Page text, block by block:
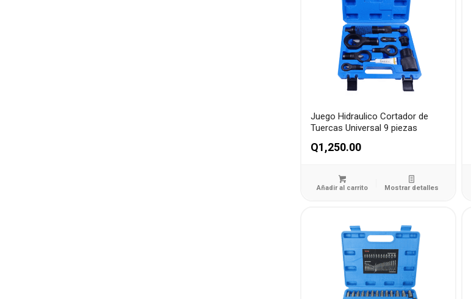
Juego Hidraulico Cortador de
Tuercas Universal 9 piezas
Q1,250.00
Añadir al carrito Mostrar detalles